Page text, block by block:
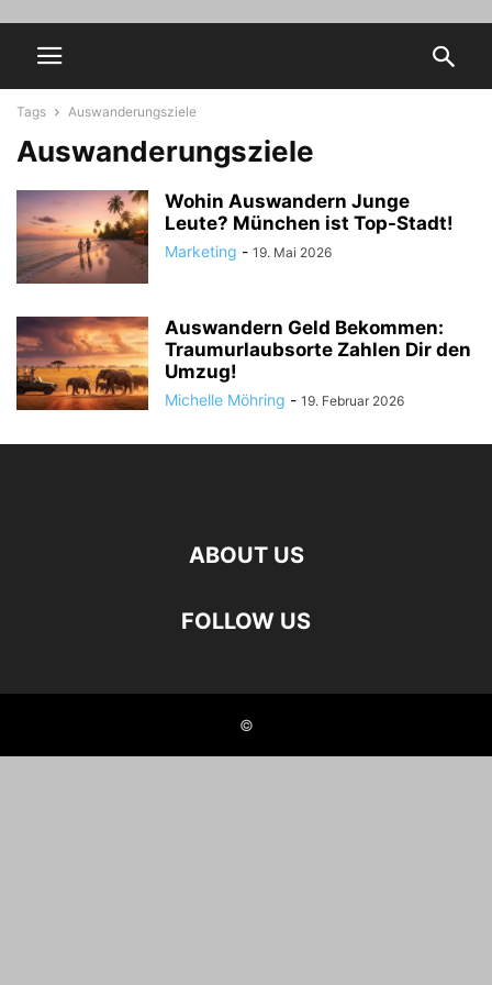
Tags Auswanderungsziele
Auswanderungsziele
Wohin Auswandern Junge
Leute? München ist Top-Stadt!
Marketing - 19. Mai 2026
Auswandern Geld Bekommen:
Traumurlaubsorte Zahlen Dir den
Umzug!
Michelle Möhring - 19. Februar 2026
ABOUT US
FOLLOW US
©